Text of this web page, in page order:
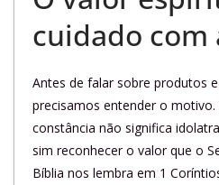
cuidado com
Antes de falar sobre produtos
precisamos entender o motivo.
constância não significa
sim reconhecer o valor que o
Bíblia nos lembra em 1